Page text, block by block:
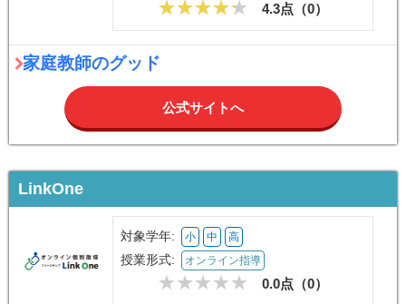
4.3点（0）
家庭教師のグッド
公式サイトへ
LinkOne
対象学年: 小 中 高
授業形式: オンライン指導
0.0点（0）